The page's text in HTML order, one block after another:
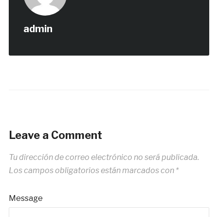
admin
Leave a Comment
Tu dirección de correo electrónico no será publicada.
Los campos obligatorios están marcados con *
Message